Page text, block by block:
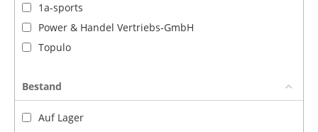
1a-sports
Power & Handel Vertriebs-GmbH
Topulo
Bestand
Auf Lager